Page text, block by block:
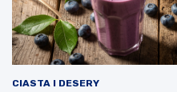
CIASTA I DESERY